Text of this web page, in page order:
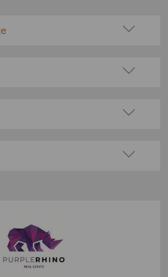
/ Hybrid
Ausland möglich
/ Minijob